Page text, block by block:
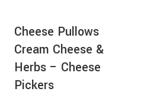
Cheese Pullows
Cream Cheese &
Herbs – Cheese
Pickers